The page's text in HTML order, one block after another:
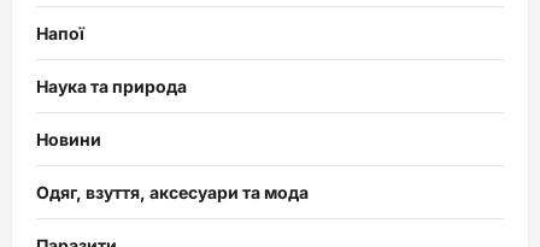
Напої
Наука та природа
Новини
Одяг, взуття, аксесуари та мода